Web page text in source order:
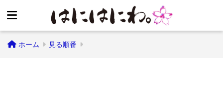
ホーム 見る順番